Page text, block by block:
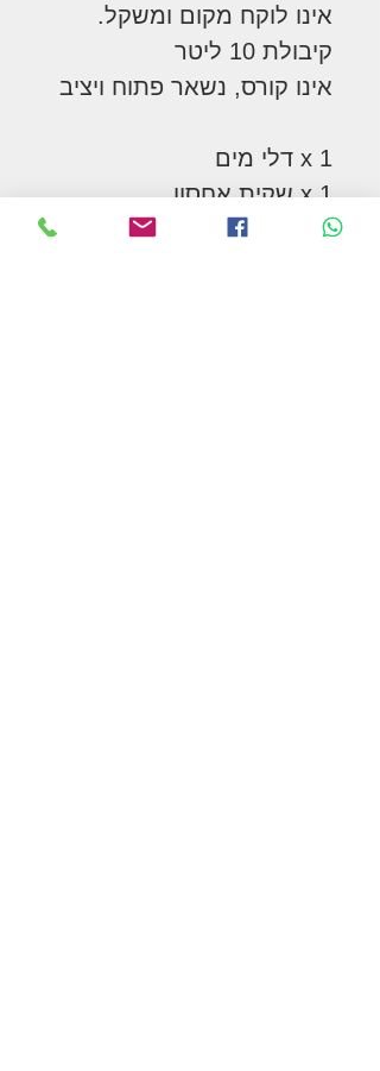
אינו לוקח מקום ומשקל.
קיבולת 10 ליטר
אינו קורס, נשאר פתוח ויציב
1 x דלי מים
1 x שקית אחסון